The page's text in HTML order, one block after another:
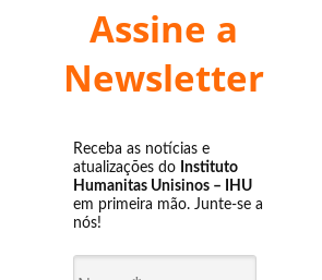
Assine a
Newsletter
Receba as notícias e
atualizações do Instituto
Humanitas Unisinos – IHU
em primeira mão. Junte-se a
nós!